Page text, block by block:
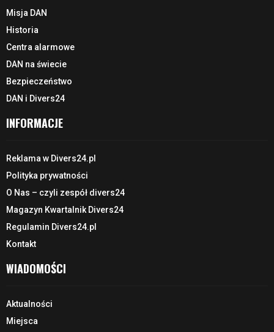
Misja DAN
Historia
Centra alarmowe
DAN na świecie
Bezpieczeństwo
DAN i Divers24
INFORMACJE
Reklama w Divers24.pl
Polityka prywatności
O Nas – czyli zespół divers24
Magazyn Kwartalnik Divers24
Regulamin Divers24.pl
Kontakt
WIADOMOŚCI
Aktualności
Miejsca